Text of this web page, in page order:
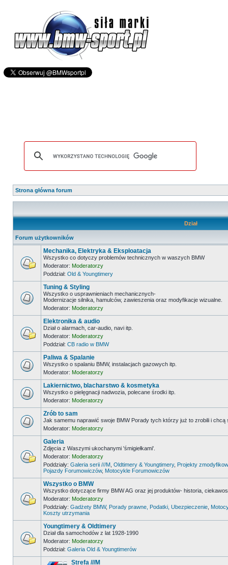
Strona główna forum
Dział
Forum użytkowników
Mechanika, Elektryka & Eksploatacja
Wszystko co dotyczy problemów technicznych w waszych BMW
Moderator: Moderatorzy
Poddział: Old & Youngtimery
Tuning & Styling
Wszystko o usprawnieniach mechanicznych-
Modernizacje silnika, hamulców, zawieszenia oraz modyfikacje wizualne.
Moderator: Moderatorzy
Elektronika & audio
Dział o alarmach, car-audio, navi itp.
Moderator: Moderatorzy
Poddział: CB radio w BMW
Paliwa & Spalanie
Wszystko o spalaniu BMW, instalacjach gazowych itp.
Moderator: Moderatorzy
Lakiernictwo, blacharstwo & kosmetyka
Wszystko o pielęgnacji nadwozia, polecane środki itp.
Moderator: Moderatorzy
Zrób to sam
Jak samemu naprawić swoje BMW Porady tych którzy już to zrobili i
Moderator: Moderatorzy
Galeria
Zdjęcia z Waszymi ukochanymi 'śmigiełkami'.
Moderator: Moderatorzy
Poddziały: Galeria serii ///M Oldtimery & Youngtimery, Projekty
Pojazdy Forumowiczów, Motocykle Forumowiczów
Wszystko o BMW
Wszystko dotyczące firmy BMW AG oraz jej produktów- historia,
Moderator: Moderatorzy
Poddziały: Gadżety BMW, Porady prawne, Podatki, Ubezpieczenie
Koszty utrzymania
Youngtimery & Oldtimery
Dział dla samochodów z lat 1928-1990
Moderator: Moderatorzy
Poddział: Galeria Old & Youngtimerów
Strefa ///M